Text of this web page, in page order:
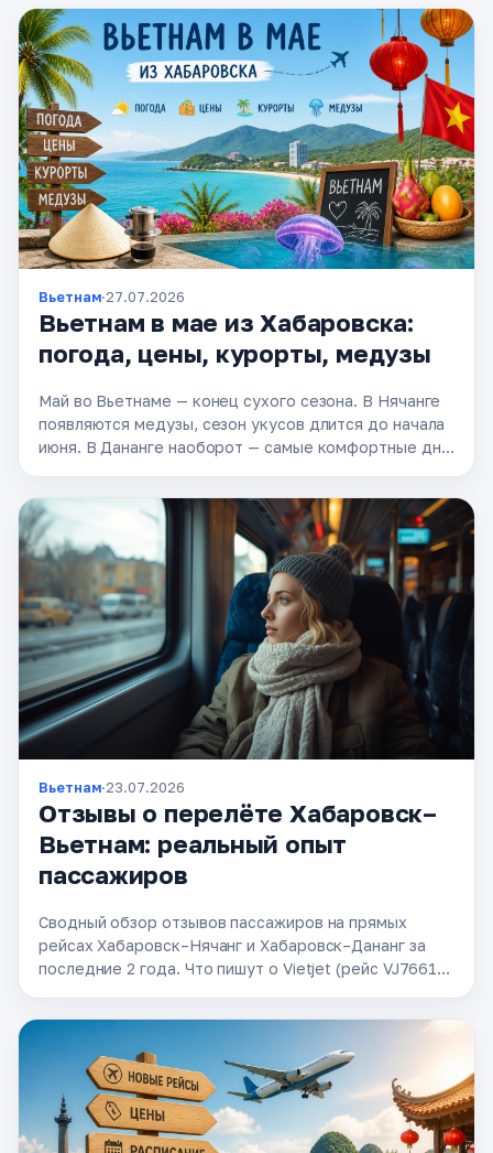
Вьетнам·27.07.2026
Вьетнам в мае из Хабаровска:
погода, цены, курорты, медузы
Май во Вьетнаме — конец сухого сезона. В Нячанге
появляются медузы, сезон укусов длится до начала
июня. В Дананге наоборот — самые комфортные дни
Вьетнам·23.07.2026
Отзывы о перелёте Хабаровск–
Вьетнам: реальный опыт
пассажиров
Сводный обзор отзывов пассажиров на прямых
рейсах Хабаровск–Нячанг и Хабаровск–Дананг за
последние 2 года. Что пишут о Vietjet (рейс VJ7661),